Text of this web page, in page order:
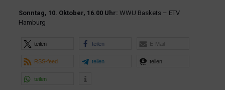
Sonntag, 10. Oktober, 16.00 Uhr: WWU Baskets – ETV
Hamburg
teilen teilen E-Mail
RSS-feed teilen teilen
teilen